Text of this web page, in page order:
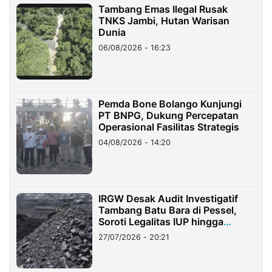
Tambang Emas Ilegal Rusak
TNKS Jambi, Hutan Warisan
Dunia
06/08/2026 - 16:23
Pemda Bone Bolango Kunjungi
PT BNPG, Dukung Percepatan
Operasional Fasilitas Strategis
04/08/2026 - 14:20
IRGW Desak Audit Investigatif
Tambang Batu Bara di Pessel,
Soroti Legalitas IUP hingga
Stockpile
27/07/2026 - 20:21